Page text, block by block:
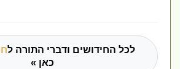
לכל החידושים ודברי התורה לחג
כאן »